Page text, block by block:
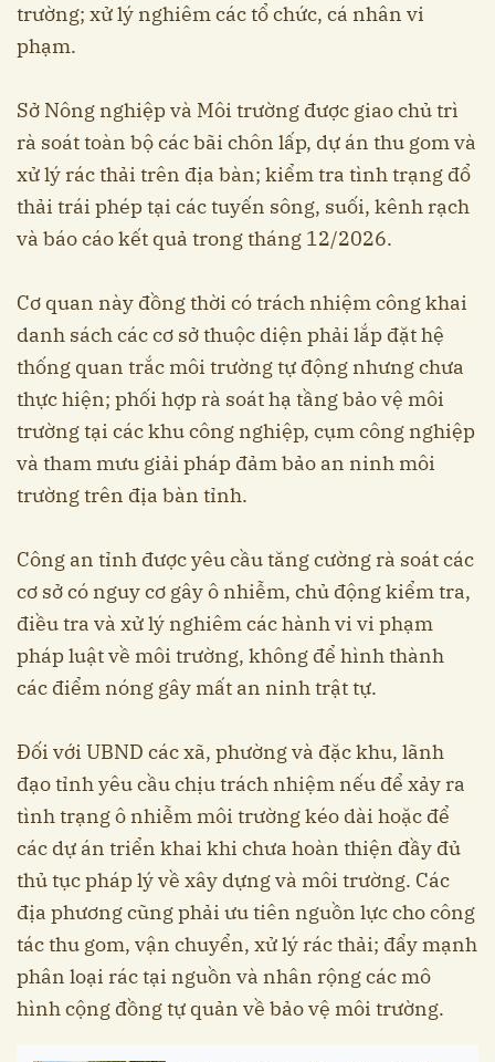
trường; xử lý nghiêm các tổ chức, cá nhân vi
phạm.
Sở Nông nghiệp và Môi trường được giao chủ trì
rà soát toàn bộ các bãi chôn lấp, dự án thu gom và
xử lý rác thải trên địa bàn; kiểm tra tình trạng đổ
thải trái phép tại các tuyến sông, suối, kênh rạch
và báo cáo kết quả trong tháng 12/2026.
Cơ quan này đồng thời có trách nhiệm công khai
danh sách các cơ sở thuộc diện phải lắp đặt hệ
thống quan trắc môi trường tự động nhưng chưa
thực hiện; phối hợp rà soát hạ tầng bảo vệ môi
trường tại các khu công nghiệp, cụm công nghiệp
và tham mưu giải pháp đảm bảo an ninh môi
trường trên địa bàn tỉnh.
Công an tỉnh được yêu cầu tăng cường rà soát các
cơ sở có nguy cơ gây ô nhiễm, chủ động kiểm tra,
điều tra và xử lý nghiêm các hành vi vi phạm
pháp luật về môi trường, không để hình thành
các điểm nóng gây mất an ninh trật tự.
Đối với UBND các xã, phường và đặc khu, lãnh
đạo tỉnh yêu cầu chịu trách nhiệm nếu để xảy ra
tình trạng ô nhiễm môi trường kéo dài hoặc để
các dự án triển khai khi chưa hoàn thiện đầy đủ
thủ tục pháp lý về xây dựng và môi trường. Các
địa phương cũng phải ưu tiên nguồn lực cho công
tác thu gom, vận chuyển, xử lý rác thải; đẩy mạnh
phân loại rác tại nguồn và nhân rộng các mô
hình cộng đồng tự quản về bảo vệ môi trường.